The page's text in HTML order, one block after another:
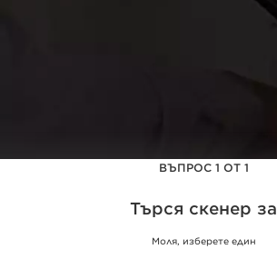
ВЪПРОС 1 ОТ 1
Търся скенер за
Моля, изберете един